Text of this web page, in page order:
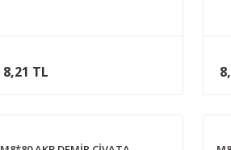
8,21 TL